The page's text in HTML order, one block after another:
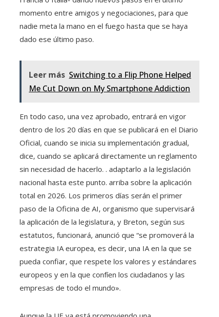
momento entre amigos y negociaciones, para que
nadie meta la mano en el fuego hasta que se haya
dado ese último paso.
Leer más Switching to a Flip Phone Helped
Me Cut Down on My Smartphone Addiction
En todo caso, una vez aprobado, entrará en vigor
dentro de los 20 días en que se publicará en el Diario
Oficial, cuando se inicia su implementación gradual,
dice, cuando se aplicará directamente un reglamento
sin necesidad de hacerlo. . adaptarlo a la legislación
nacional hasta este punto. arriba sobre la aplicación
total en 2026. Los primeros días serán el primer
paso de la Oficina de AI, organismo que supervisará
la aplicación de la legislatura, y Breton, según sus
estatutos, funcionará, anunció que “se promoverá la
estrategia IA europea, es decir, una IA en la que se
pueda confiar, que respete los valores y estándares
europeos y en la que confíen los ciudadanos y las
empresas de todo el mundo».